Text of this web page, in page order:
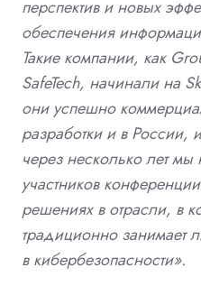
перспектив и новых
обеспечения
Такие компании, как
SafeTech, начинали на
они успешно
разработки и в
через несколько лет
участников
решениях в отрасли, в
традиционно
в кибербезопасности».